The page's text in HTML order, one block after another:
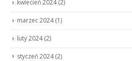
kwiecień 2024(2)
marzec 2024(1)
luty 2024(2)
styczeń 2024(2)